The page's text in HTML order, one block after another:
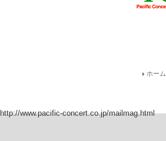
ホーム
http://www.pacific-concert.co.jp/mailmag.html